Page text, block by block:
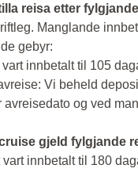
reisa etter
Manglande
gebyr:
innbetalt til 105
Vi beheld
avreisedato og ved
gjeld fylgjande
innbetalt til 180